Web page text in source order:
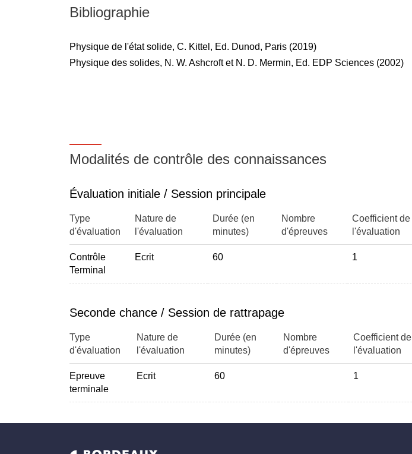
Bibliographie
Physique de l'état solide, C. Kittel, Ed. Dunod, Paris (2019)
Physique des solides, N. W. Ashcroft et N. D. Mermin, Ed. EDP Sciences (2002)
Modalités de contrôle des connaissances
Évaluation initiale / Session principale
Type
d'évaluation
Nature de
l'évaluation
Durée (en
minutes)
Nombre
d'épreuves
Coefficient de
l'évaluation
Contrôle
Terminal
Ecrit 60 1
Seconde chance / Session de rattrapage
Type
d'évaluation
Nature de
l'évaluation
Durée (en
minutes)
Nombre
d'épreuves
Coefficient de
l'évaluation
Epreuve
terminale
Ecrit 60 1